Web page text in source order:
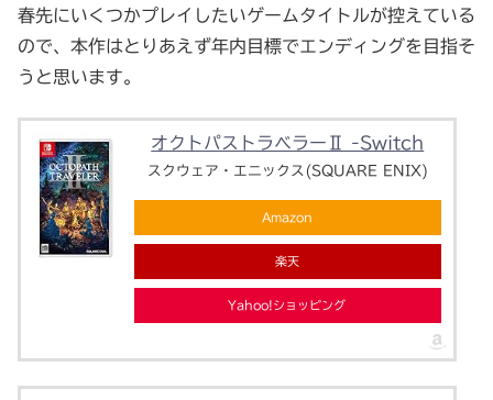
春先にいくつかプレイしたいゲームタイトルが控えている
ので、本作はとりあえず年内目標でエンディングを目指そ
うと思います。
オクトパストラベラーⅡ -Switch
スクウェア・エニックス(SQUARE ENIX)
Amazon
楽天
Yahoo!ショッピング